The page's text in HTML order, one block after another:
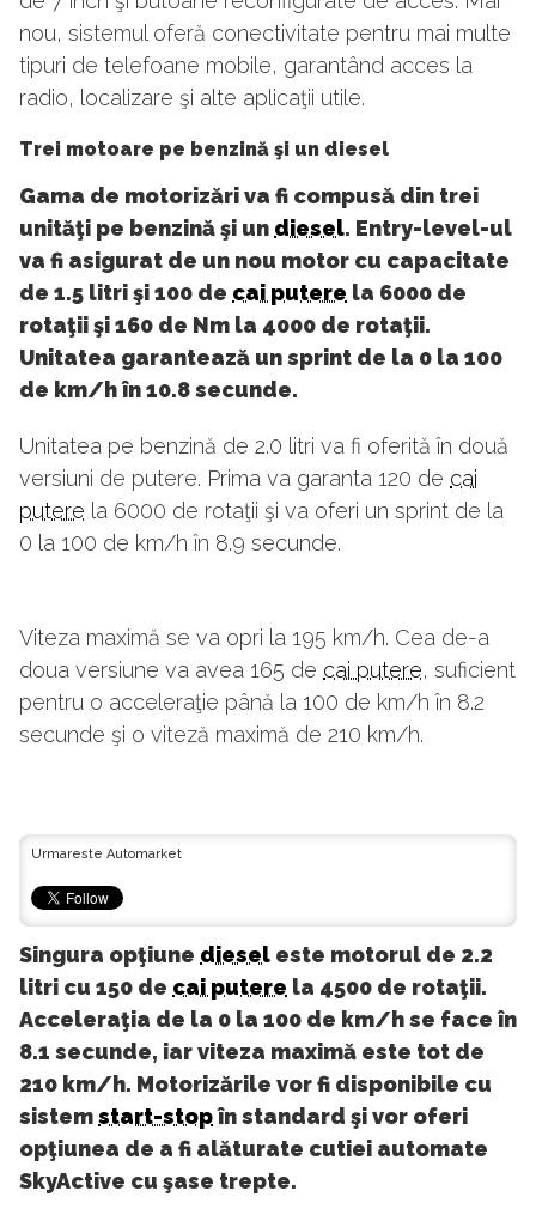
nou, sistemul oferă conectivitate pentru mai multe
tipuri de telefoane mobile, garantând acces la
radio, localizare şi alte aplicaţii utile.
Trei motoare pe benzină şi un diesel
Gama de motorizări va fi compusă din trei
unităţi pe benzină şi un diesel. Entry-level-ul
va fi asigurat de un nou motor cu capacitate
de 1.5 litri şi 100 de cai putere la 6000 de
rotaţii şi 160 de Nm la 4000 de rotaţii.
Unitatea garantează un sprint de la 0 la 100
de km/h în 10.8 secunde.
Unitatea pe benzină de 2.0 litri va fi oferită în două
versiuni de putere. Prima va garanta 120 de cai
putere la 6000 de rotaţii şi va oferi un sprint de la
0 la 100 de km/h în 8.9 secunde.
Viteza maximă se va opri la 195 km/h. Cea de-a
doua versiune va avea 165 de cai putere, suficient
pentru o acceleraţie până la 100 de km/h în 8.2
secunde şi o viteză maximă de 210 km/h.
Urmareste Automarket
Singura opţiune diesel este motorul de 2.2
litri cu 150 de cai putere la 4500 de rotaţii.
Acceleraţia de la 0 la 100 de km/h se face în
8.1 secunde, iar viteza maximă este tot de
210 km/h. Motorizările vor fi disponibile cu
sistemstart-stopîn standard şi vor oferi
opţiunea de a fi alăturate cutiei automate
SkyActive cu şase trepte.